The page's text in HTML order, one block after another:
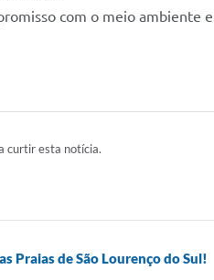
com o meio ambiente
curtir esta notícia.
Praias de São Lourenço do Sul!